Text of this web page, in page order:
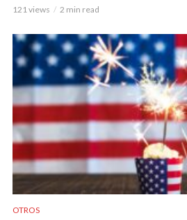
121 views 2 min read
OTROS